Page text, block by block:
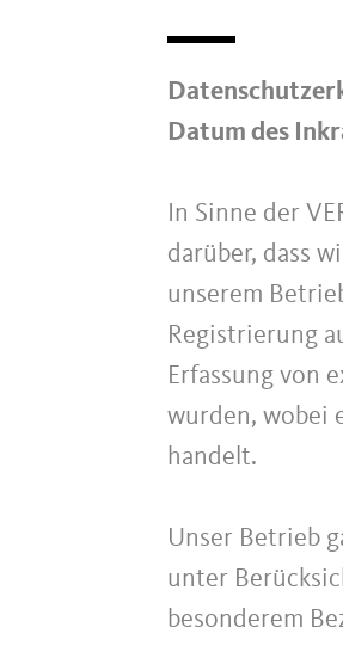
Datum des
In Sinne der
darüber, dass
unserem
Registrierung
Erfassung von
wurden, wobei
handelt.
Unser Betrieb
unter
besonderem